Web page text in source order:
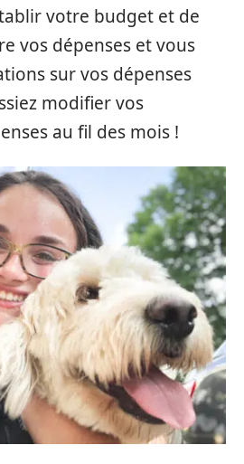
votre budget et de
vos dépenses et vous
sur vos dépenses
modifier vos
au fil des mois !